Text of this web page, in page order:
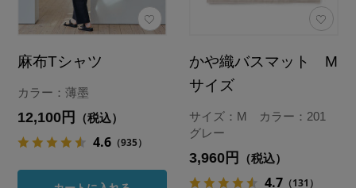
麻布Tシャツ
カラー：薄墨
12,100円 （税込）
4.6 （935）
かや織バスマット M
サイズ
サイズ：M カラー：201
グレー
3,960円 （税込）
4.7 （131）